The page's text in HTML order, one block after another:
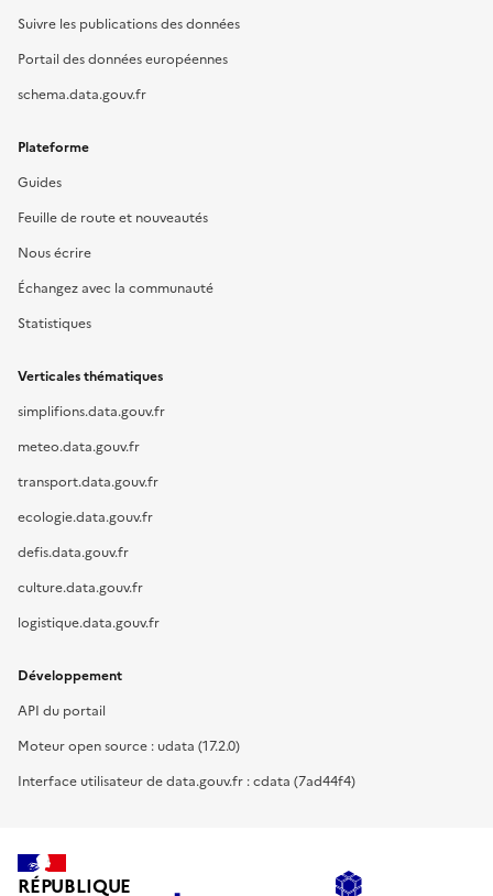
Suivre les publications des données
Portail des données européennes
schema.data.gouv.fr
Plateforme
Guides
Feuille de route et nouveautés
Nous écrire
Échangez avec la communauté
Statistiques
Verticales thématiques
simplifions.data.gouv.fr
meteo.data.gouv.fr
transport.data.gouv.fr
ecologie.data.gouv.fr
defis.data.gouv.fr
culture.data.gouv.fr
logistique.data.gouv.fr
Développement
API du portail
Moteur open source : udata (17.2.0)
Interface utilisateur de data.gouv.fr : cdata (7ad44f4)
RÉPUBLIQUE